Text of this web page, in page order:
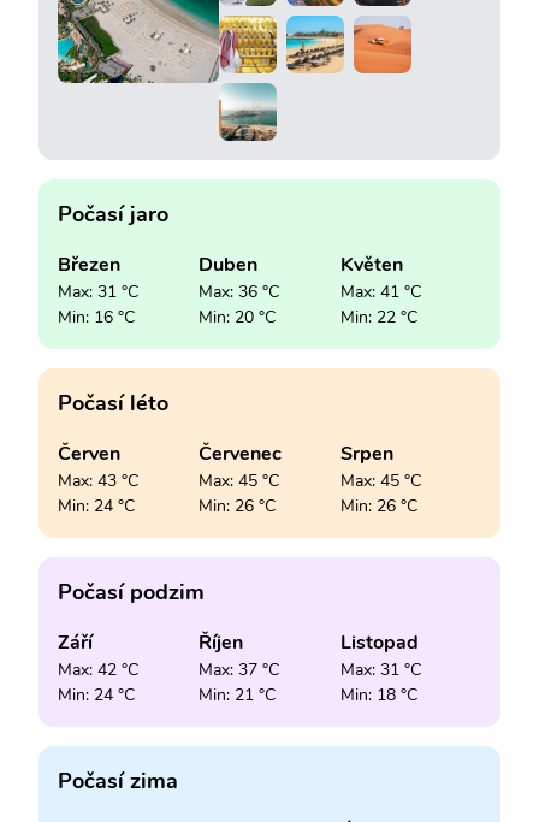
Počasí jaro
Březen
Max: 31 °C
Min: 16 °C
Duben
Max: 36 °C
Min: 20 °C
Květen
Max: 41 °C
Min: 22 °C
Počasí léto
Červen
Max: 43 °C
Min: 24 °C
Červenec
Max: 45 °C
Min: 26 °C
Srpen
Max: 45 °C
Min: 26 °C
Počasí podzim
Září
Max: 42 °C
Min: 24 °C
Říjen
Max: 37 °C
Min: 21 °C
Listopad
Max: 31 °C
Min: 18 °C
Počasí zima